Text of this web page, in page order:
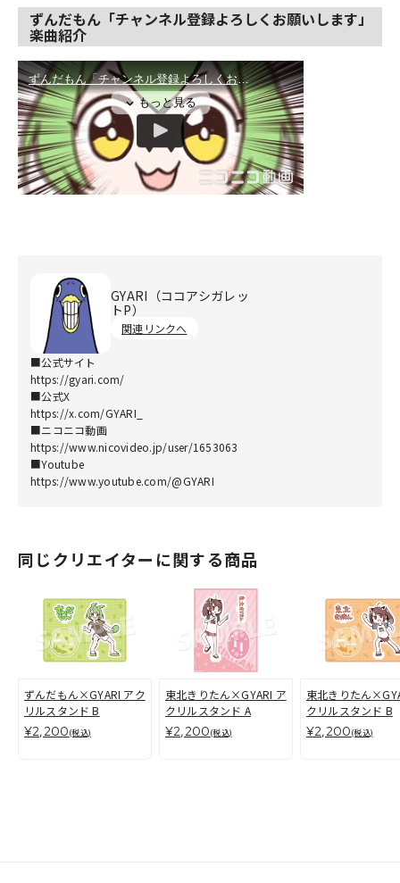
ずんだもん「チャンネル登録よろしくお願いします」
楽曲紹介
GYARI（ココアシガレッ
トP）
関連リンクへ
■公式サイト
https://gyari.com/
■公式X
https://x.com/GYARI_
■ニコニコ動画
https://www.nicovideo.jp/user/1653063
■Youtube
https://www.youtube.com/@GYARI
同じクリエイターに関する商品
ずんだもん×GYARI アク
リルスタンド B
¥2,200(税込)
東北きりたん×GYARI ア
クリルスタンド A
¥2,200(税込)
東北きりたん
クリルスタンド B
¥2,200(税込)